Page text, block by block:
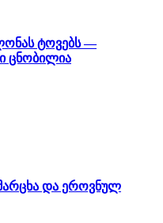
ტოვებს —
ცნობილია
და ეროვნულ